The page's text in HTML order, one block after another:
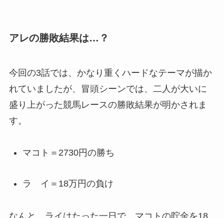
アレの勝敗結果は…？
今回の3話では、かなり重くハードなテーマが描か
れていましたが、冒頭シーンでは、二人が大いに
盛り上がった競馬レースの勝敗結果が明かされま
す。
マコト＝2730円の勝ち
ラ イ＝18万円の負け